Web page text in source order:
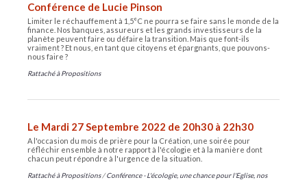
Conférence de Lucie Pinson
Limiter le réchauffement à 1,5°C ne pourra se faire sans le monde de la
finance. Nos banques, assureurs et les grands investisseurs de la
planète peuvent faire ou défaire la transition. Mais que font-ils
vraiment ? Et nous, en tant que citoyens et épargnants, que pouvons-
nous faire ?
Rattaché à Propositions
Le Mardi 27 Septembre 2022 de 20h30 à 22h30
A l'occasion du mois de prière pour la Création, une soirée pour
réfléchir ensemble à notre rapport à l'écologie et à la manière dont
chacun peut répondre à l'urgence de la situation.
Rattaché à Propositions /Conférence - L'écologie, une chance pour l'Eglise, nos